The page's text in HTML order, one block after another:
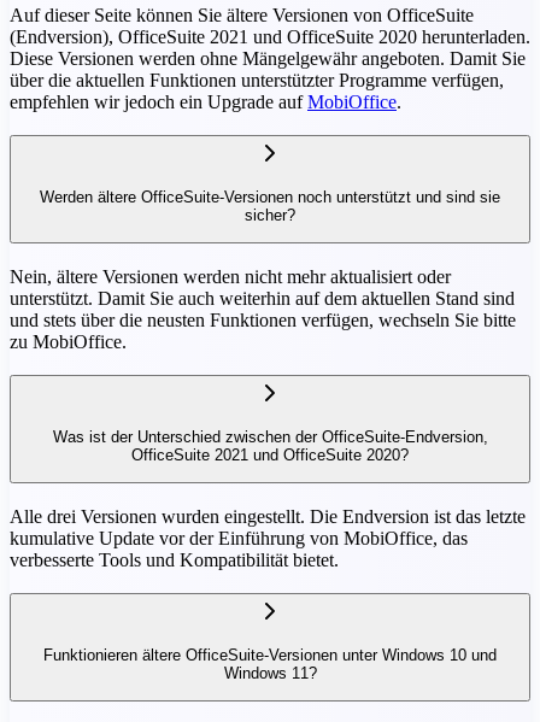
Auf dieser Seite können Sie ältere Versionen von OfficeSuite
(Endversion), OfficeSuite 2021 und OfficeSuite 2020 herunterladen.
Diese Versionen werden ohne Mängelgewähr angeboten. Damit Sie
über die aktuellen Funktionen unterstützter Programme verfügen,
empfehlen wir jedoch ein Upgrade aufMobiOffice.
Werden ältere OfficeSuite-Versionen noch unterstützt und sind sie
sicher?
Nein, ältere Versionen werden nicht mehr aktualisiert oder
unterstützt. Damit Sie auch weiterhin auf dem aktuellen Stand sind
und stets über die neusten Funktionen verfügen, wechseln Sie bitte
zu MobiOffice.
Was ist der Unterschied zwischen der OfficeSuite-Endversion,
OfficeSuite 2021 und OfficeSuite 2020?
Alle drei Versionen wurden eingestellt. Die Endversion ist das letzte
kumulative Update vor der Einführung von MobiOffice, das
verbesserte Tools und Kompatibilität bietet.
Funktionieren ältere OfficeSuite-Versionen unter Windows 10 und
Windows 11?